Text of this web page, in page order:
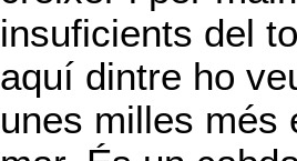
insuficients del
aquí dintre ho
unes milles més